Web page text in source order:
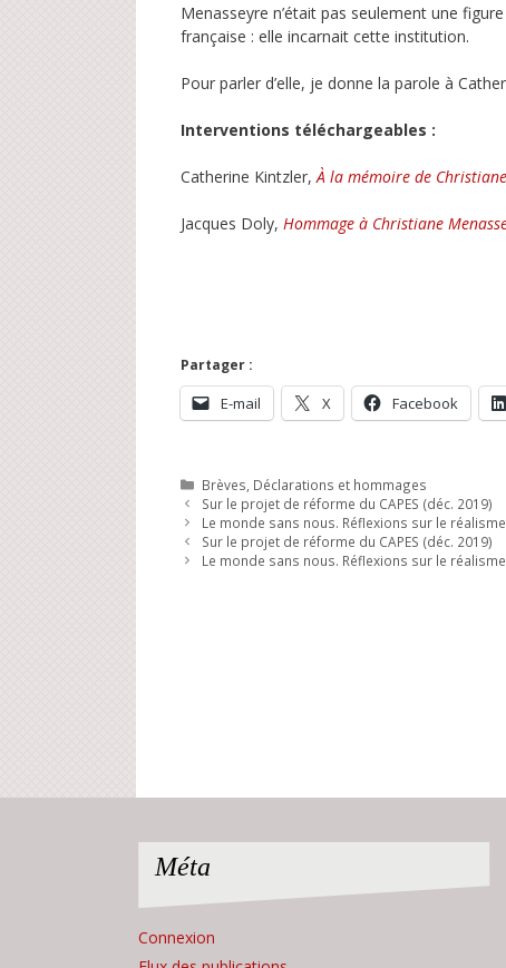
Menasseyre n’était pas seulement une
française : elle incarnait cette institution.
Pour parler d’elle, je donne la parole à
Interventions téléchargeables :
Catherine Kintzler,À la mémoire de
Jacques Doly, Hommage à Christiane
Partager :
E-mail X Facebook
Catégories
Brèves Déclarations et hommages
Sur le projet de réforme du CAPES (déc. 2019)
Le monde sans nous. Réflexions sur le
Sur le projet de réforme du CAPES (déc. 2019)
Le monde sans nous. Réflexions sur le
Méta
Connexion